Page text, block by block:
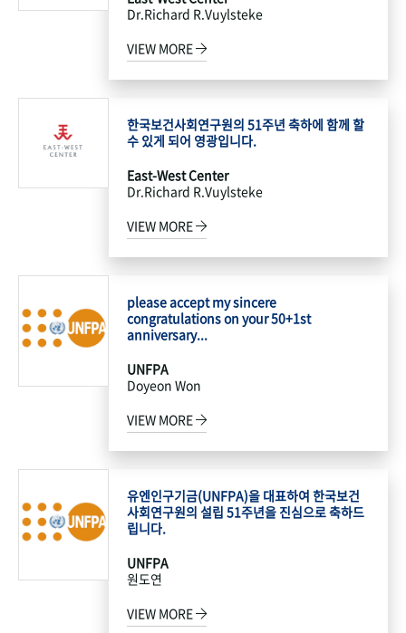
Dr.Richard R.Vuylsteke
VIEW MORE
한국보건사회연구원의 51주년 축하에 함께 할
수 있게 되어 영광입니다.
East-West Center
Dr.Richard R.Vuylsteke
VIEW MORE
please accept my sincere
congratulations on your 50+1st
anniversary...
UNFPA
Doyeon Won
VIEW MORE
유엔인구기금(UNFPA)을 대표하여 한국보건
사회연구원의 설립 51주년을 진심으로 축하드
립니다.
UNFPA
원도연
VIEW MORE